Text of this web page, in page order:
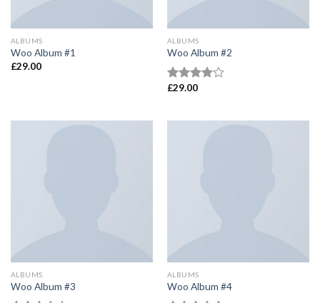
ALBUMS
Woo Album #1
£29.00
ALBUMS
Woo Album #2
Valorado
£29.00
ALBUMS
Woo Album #3
ALBUMS
Woo Album #4